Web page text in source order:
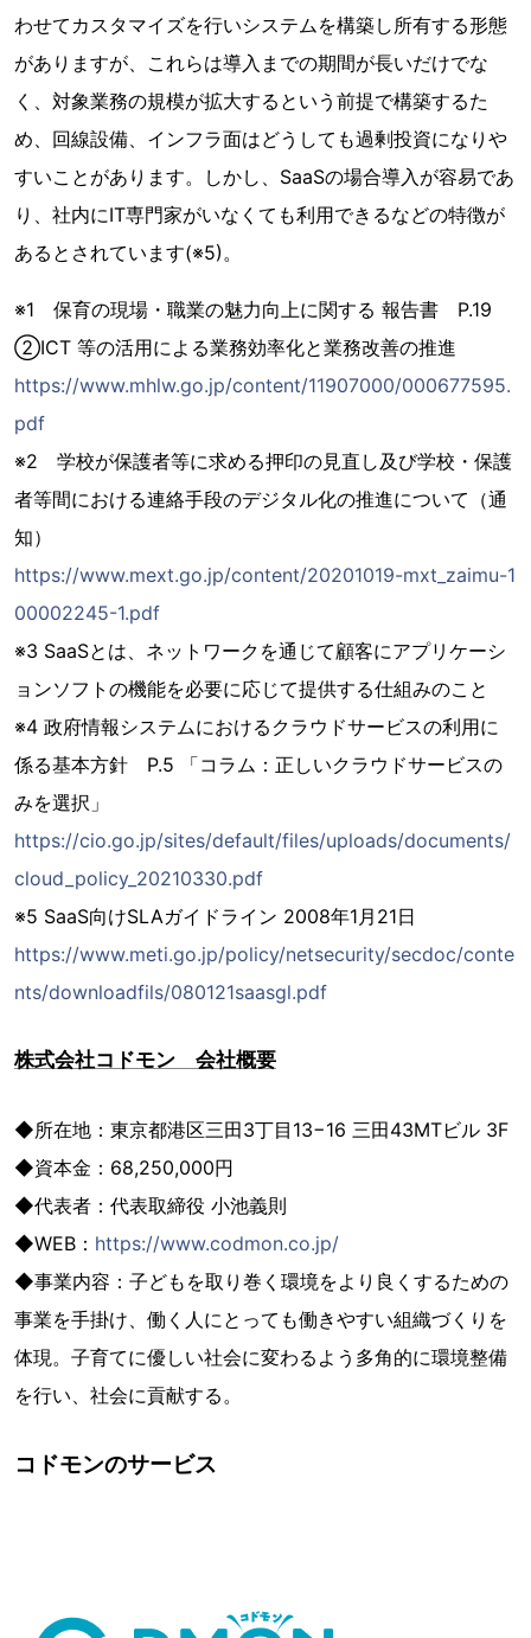
わせてカスタマイズを行いシステムを構築し所有する形態
がありますが、これらは導入までの期間が長いだけでな
く、対象業務の規模が拡大するという前提で構築するた
め、回線設備、インフラ面はどうしても過剰投資になりや
すいことがあります。しかし、SaaSの場合導入が容易であ
り、社内にIT専門家がいなくても利用できるなどの特徴が
あるとされています(※5)。
※1 保育の現場・職業の魅力向上に関する 報告書 P.19
②ICT 等の活用による業務効率化と業務改善の推進
https://www.mhlw.go.jp/content/11907000/000677595.
pdf
※2 学校が保護者等に求める押印の見直し及び学校・保護
者等間における連絡手段のデジタル化の推進について（通
知）
https://www.mext.go.jp/content/20201019-mxt_zaimu-1
00002245-1.pdf
※3 SaaSとは、ネットワークを通じて顧客にアプリケーシ
ョンソフトの機能を必要に応じて提供する仕組みのこと
※4 政府情報システムにおけるクラウドサービスの利用に
係る基本方針 P.5 「コラム：正しいクラウドサービスの
みを選択」
https://cio.go.jp/sites/default/files/uploads/documents/
cloud_policy_20210330.pdf
※5 SaaS向けSLAガイドライン 2008年1月21日
https://www.meti.go.jp/policy/netsecurity/secdoc/conte
nts/downloadfils/080121saasgl.pdf
株式会社コドモン 会社概要
◆所在地：東京都港区三田3丁目13−16 三田43MTビル 3F
◆資本金：68,250,000円
◆代表者：代表取締役 小池義則
◆WEB： https://www.codmon.co.jp/
◆事業内容：子どもを取り巻く環境をより良くするための
事業を手掛け、働く人にとっても働きやすい組織づくりを
体現。子育てに優しい社会に変わるよう多角的に環境整備
を行い、社会に貢献する。
コドモンのサービス